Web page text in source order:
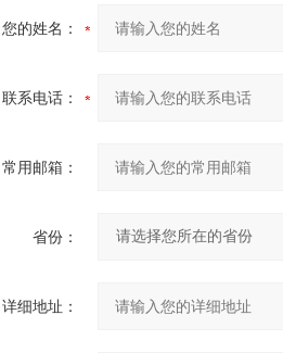
您的姓名：
联系电话：
常用邮箱：
省份：
详细地址：